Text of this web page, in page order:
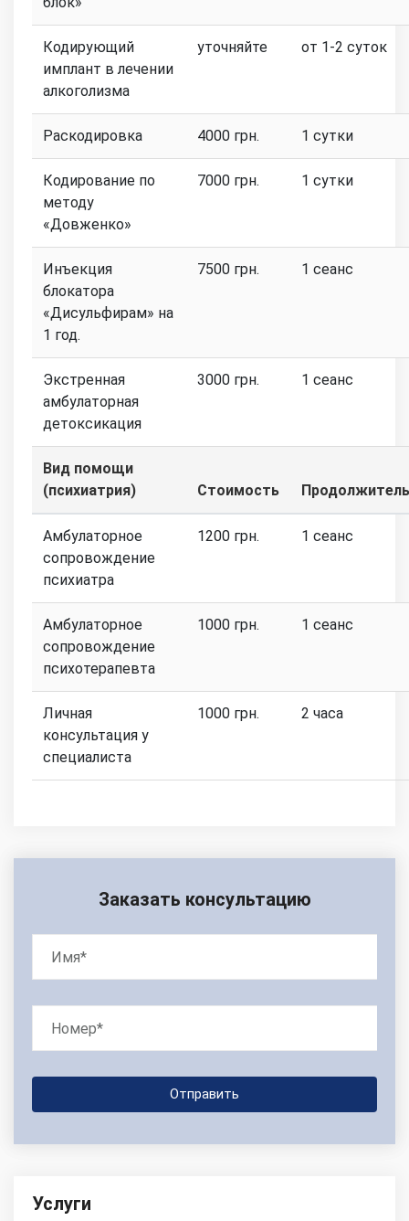
Заказать консультацию
Услуги
Кодирующий
имплант в лечении
алкоголизма
уточняйте от 1-2 суток
Раскодировка 4000 грн. 1 сутки
Кодирование по
методу
«Довженко»
7000 грн. 1 сутки
Инъекция
блокатора
«Дисульфирам» на
1 год.
7500 грн. 1 сеанс
Экстренная
амбулаторная
детоксикация
3000 грн. 1 сеанс
Вид помощи
(психиатрия)
Стоимость
Амбулаторное
сопровождение
психиатра
1200 грн. 1 сеанс
Амбулаторное
сопровождение
психотерапевта
1000 грн. 1 сеанс
Личная
консультация у
специалиста
1000 грн. 2 часа